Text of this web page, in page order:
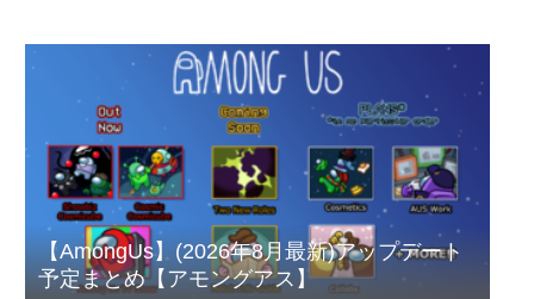
【AmongUs】(2026年8月最新)アップデート
予定まとめ【アモングアス】